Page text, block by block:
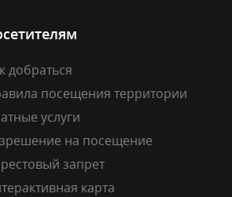
добраться
посещения территории
услуги
на посещение
запрет
карта